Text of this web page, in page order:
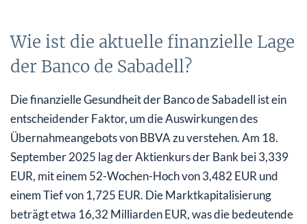
Wie ist die aktuelle finanzielle Lage
der Banco de Sabadell?
Die finanzielle Gesundheit der Banco de Sabadell ist ein
entscheidender Faktor, um die Auswirkungen des
Übernahmeangebots von BBVA zu verstehen. Am 18.
September 2025 lag der Aktienkurs der Bank bei 3,339
EUR, mit einem 52-Wochen-Hoch von 3,482 EUR und
einem Tief von 1,725 EUR. Die Marktkapitalisierung
beträgt etwa 16,32 Milliarden EUR, was die bedeutende